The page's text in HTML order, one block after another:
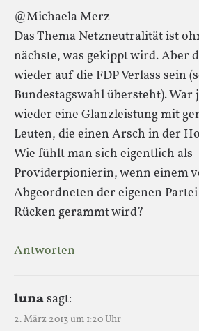
@Michaela Merz
Das Thema Netzneutralität ist
nächste, was gekippt wird. Aber
wieder auf die FDP Verlass sein
Bundestagswahl übersteht). War
wieder eine Glanzleistung mit
Leuten, die einen Arsch in der
Wie fühlt man sich eigentlich als
Providerpionierin, wenn einem
Abgeordneten der eigenen
Rücken gerammt wird?
Antworten
lunasagt:
2. März 2013 um 1:20 Uhr